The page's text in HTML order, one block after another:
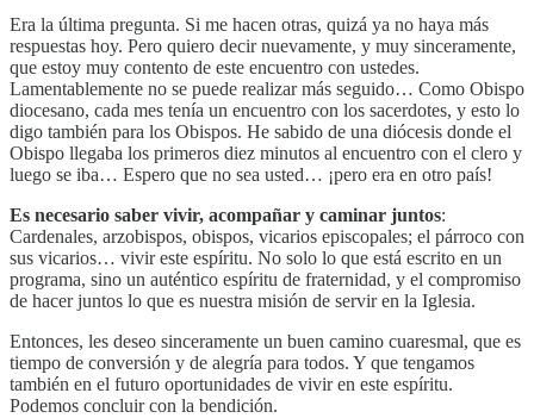
Era la última pregunta. Si me hacen otras, quizá ya no haya más
respuestas hoy. Pero quiero decir nuevamente, y muy sinceramente,
que estoy muy contento de este encuentro con ustedes.
Lamentablemente no se puede realizar más seguido… Como Obispo
diocesano, cada mes tenía un encuentro con los sacerdotes, y esto lo
digo también para los Obispos. He sabido de una diócesis donde el
Obispo llegaba los primeros diez minutos al encuentro con el clero y
luego se iba… Espero que no sea usted… ¡pero era en otro país!
Es necesario saber vivir, acompañar y caminar juntos:
Cardenales, arzobispos, obispos, vicarios episcopales; el párroco con
sus vicarios… vivir este espíritu. No solo lo que está escrito en un
programa, sino un auténtico espíritu de fraternidad, y el compromiso
de hacer juntos lo que es nuestra misión de servir en la Iglesia.
Entonces, les deseo sinceramente un buen camino cuaresmal, que es
tiempo de conversión y de alegría para todos. Y que tengamos
también en el futuro oportunidades de vivir en este espíritu.
Podemos concluir con la bendición.